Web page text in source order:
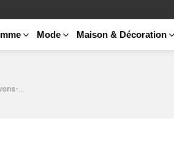
Mode Maison & Décoration